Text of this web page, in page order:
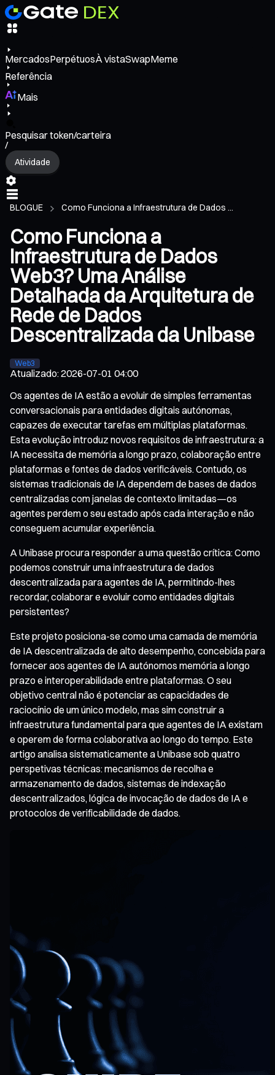
MercadosPerpétuosÀ vistaSwapMeme
Referência
Mais
Pesquisar token/carteira
/
Atividade
BLOGUE Como Funciona a Infraestrutura de Dados ...
Como Funciona a
Infraestrutura de Dados
Web3? Uma Análise
Detalhada da Arquitetura de
Rede de Dados
Descentralizada da Unibase
Web3
Atualizado:2026-07-01 04:00
Os agentes de IA estão a evoluir de simples ferramentas
conversacionais para entidades digitais autónomas,
capazes de executar tarefas em múltiplas plataformas.
Esta evolução introduz novos requisitos de infraestrutura: a
IA necessita de memória a longo prazo, colaboração entre
plataformas e fontes de dados verificáveis. Contudo, os
sistemas tradicionais de IA dependem de bases de dados
centralizadas com janelas de contexto limitadas—os
agentes perdem o seu estado após cada interação e não
conseguem acumular experiência.
A Unibase procura responder a uma questão crítica: Como
podemos construir uma infraestrutura de dados
descentralizada para agentes de IA, permitindo-lhes
recordar, colaborar e evoluir como entidades digitais
persistentes?
Este projeto posiciona-se como uma camada de memória
de IA descentralizada de alto desempenho, concebida para
fornecer aos agentes de IA autónomos memória a longo
prazo e interoperabilidade entre plataformas. O seu
objetivo central não é potenciar as capacidades de
raciocínio de um único modelo, mas sim construir a
infraestrutura fundamental para que agentes de IA existam
e operem de forma colaborativa ao longo do tempo. Este
artigo analisa sistematicamente a Unibase sob quatro
perspetivas técnicas: mecanismos de recolha e
armazenamento de dados, sistemas de indexação
descentralizados, lógica de invocação de dados de IA e
protocolos de verificabilidade de dados.